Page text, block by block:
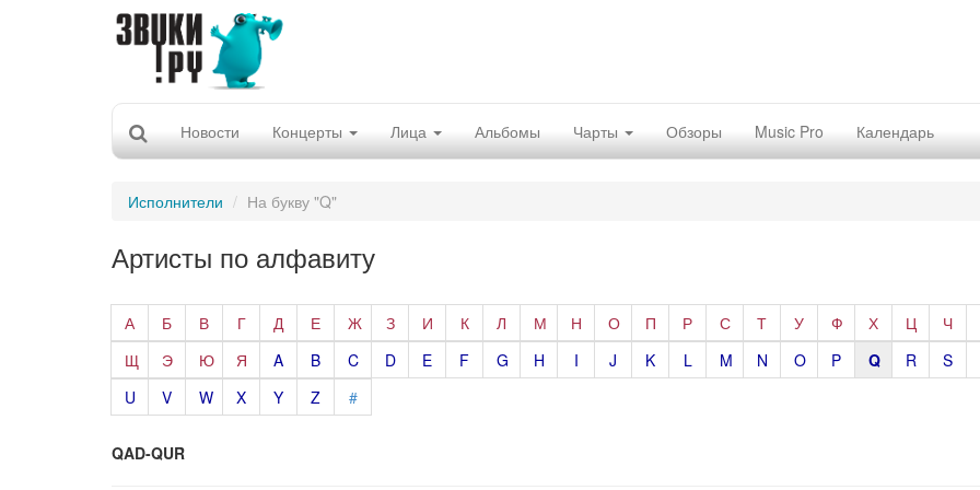
Новости Концерты Лица Альбомы Чарты Обзоры Music Pro Календарь
Исполнители На букву "Q"
Артисты по алфавиту
А Б В Г Д Е Ж З И К Л М Н О П Р С Т У Ф Х Ц
Ч
Щ
Э Ю Я A B C D E F G H I J K L M N O P Q R
S
U
V W X Y Z #
QAD-QUR